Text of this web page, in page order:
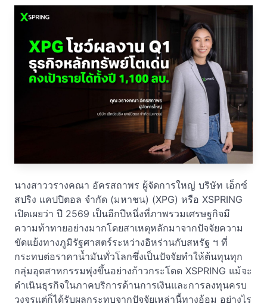
นางสาววรางคณา อัครสถาพร ผู้จัดการใหญ่ บริษัท เอ็กซ์
สปริง แคปปิตอล จำกัด (มหาชน) (XPG) หรือ XSPRING
เปิดเผยว่า ปี 2569 เป็นอีกปีหนึ่งที่ภาพรวมเศรษฐกิจมี
ความท้าทายอย่างมากโดยสาเหตุหลักมาจากปัจจัยความ
ขัดแย้งทางภูมิรัฐศาสตร์ระหว่างอิหร่านกับสหรัฐ ฯ ที่
กระทบต่อราคาน้ำมันทั่วโลกซึ่งเป็นปัจจัยทำให้ต้นทุนทุก
กลุ่มอุตสาหกรรมพุ่งขึ้นอย่างก้าวกระโดด XSPRING แม้จะ
ดำเนินธุรกิจในภาคบริการด้านการเงินและการลงทุนครบ
วงจรแต่ก็ได้รับผลกระทบจากปัจจัยเหล่านี้ทางอ้อม อย่างไร